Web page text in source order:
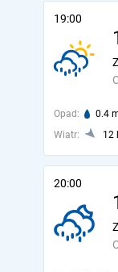
19:00
Opad: 0.4
Wiatr:
12
20:00